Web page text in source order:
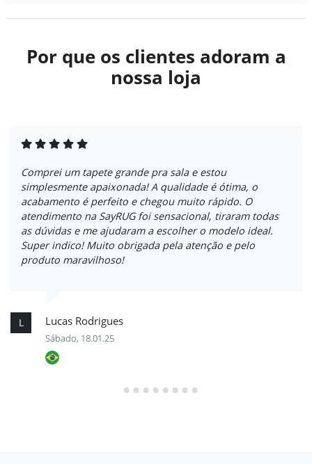
Por que os clientes adoram a
nossa loja
Comprei um tapete grande pra sala e estou
simplesmente apaixonada! A qualidade é ótima, o
acabamento é perfeito e chegou muito rápido. O
atendimento na SayRUG foi sensacional, tiraram todas
as dúvidas e me ajudaram a escolher o modelo ideal.
Super indico! Muito obrigada pela atenção e pelo
produto maravilhoso!
L Lucas Rodrigues
Sábado, 18.01.25